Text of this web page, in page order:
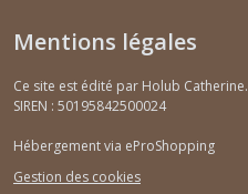
Mentions légales
Ce site est édité par Holub Catherine.
SIREN : 50195842500024
Hébergement via eProShopping
Gestion des cookies